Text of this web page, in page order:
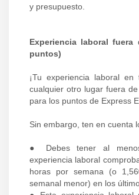
y presupuesto.
Experiencia laboral fuera
puntos)
¡Tu experiencia laboral
cualquier otro lugar fuera
para los puntos de Express
Sin embargo, ten en cuenta
● Debes tener al
experiencia laboral
horas por semana (o
semanal menor) en los